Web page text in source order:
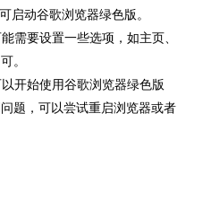
启动谷歌浏览器绿色版。
需要设置一些选项，如主页、
。
开始使用谷歌浏览器绿色版
题，可以尝试重启浏览器或者